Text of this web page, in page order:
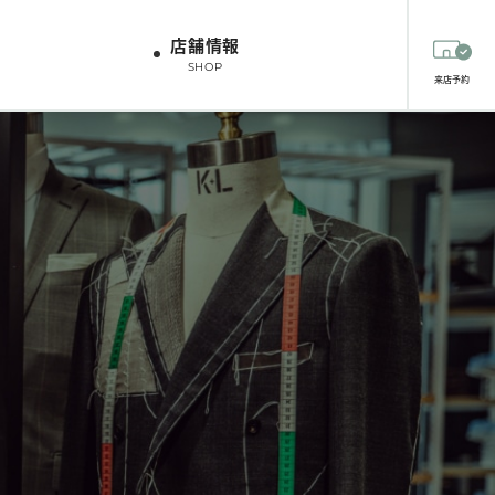
来店予約
オプション
OPTION
生地
FABRICS
スタッフスタイリング
STAFF STYLING
FABRICS
店舗情報
SHOP